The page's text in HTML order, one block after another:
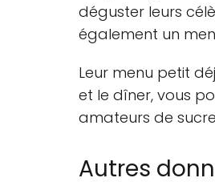
déguster leurs
également un
Leur menu petit
et le dîner, vous
amateurs de
Autres